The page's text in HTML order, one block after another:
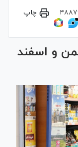
چاپ
و اسفند